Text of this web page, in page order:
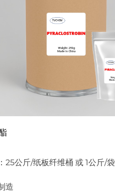
25公斤/纸板纤维桶 或 1公斤/袋
造